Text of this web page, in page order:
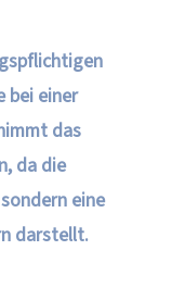
bei einer
das
da die
eine
darstellt.